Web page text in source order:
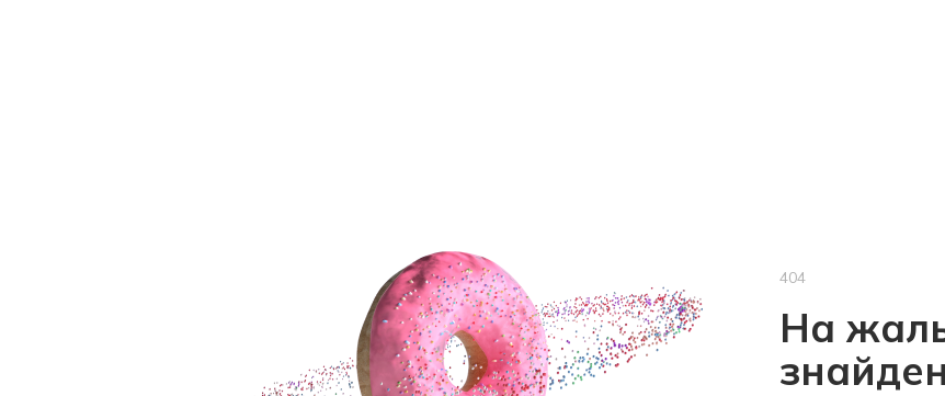
404
На